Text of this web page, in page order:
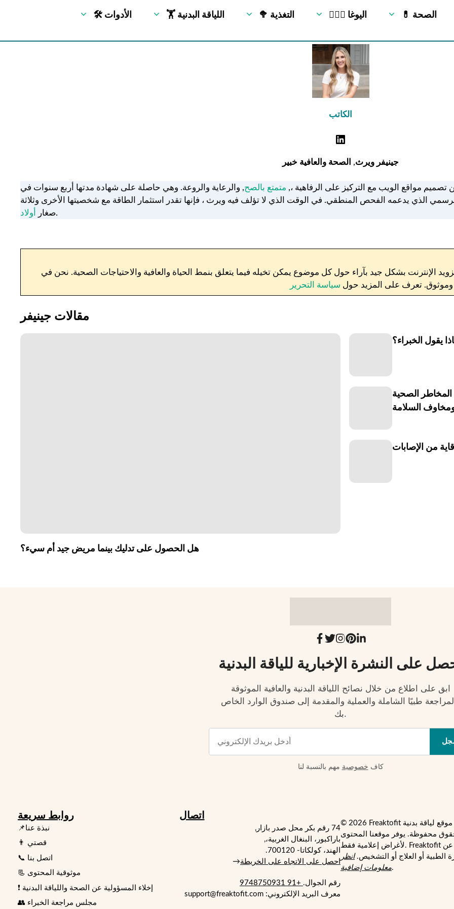
🛠 الأدوات 🏋 اللياقة البدنية 🥦 التغذية 🧘🏻‍♂️ اليوغا 💊 الصحة
الكاتب
جينيفر ويرث, الصحة والعافية خبير
مواقع الويب مع التركيز على الرفاهية ،, متمتع بالصح, والرعاية والروعة. وهي حاصلة على شهادة مدتها أربع سنوات في
الذي يدعمه الفحص المنطقي. في الوقت الذي لا تؤلف فيه ويرث ، فإنها تقدر استثمار الطاقة مع شخصيتها الأخرى وثلاثة
صغار
أولاد .
وموثوق. تعرف على المزيد حول سياسة التحرير
مقالات جينيفر
هل الحصول على تدليك بينما مريض جيد أم سيء؟
يقول الخبراء؟
الصحية
السلامة
من الإصابات
على النشرة الإخبارية للياقة البدنية
ابق على اطلاع من خلال نصائح اللياقة البدنية والعافية الموثوقة
طبيًا الشاملة والعملية والمقدمة إلى صندوق الوارد الخاص
بك.
كاف خصوصية مهم بالنسبة لنا
روابط سريعة
📌نبذة عنا
👨 قصتي
📞 اتصل بنا
📃 موثوقية المحتوى
❗ إخلاء المسؤولية عن الصحة واللياقة البدنية
👥 مجلس مراجعة الخبراء
اتصال
74 رقم بكر محل صدر بازار,
باراكبور، البنغال الغربية،,
الهند، كولكاتا- 700120.
احصل على الاتجاه على الخريطة→
رقم الجوال. +91 9748750931
معرف البريد الإلكتروني: support@freaktofit.com
محفوظة. يوفر موقعنا المحتوى
لأغراض إعلامية فقط. Freaktofit ليس بديلاً عن
الطبية أو العلاج أو التشخيص.انظر
معلومات إضافية.